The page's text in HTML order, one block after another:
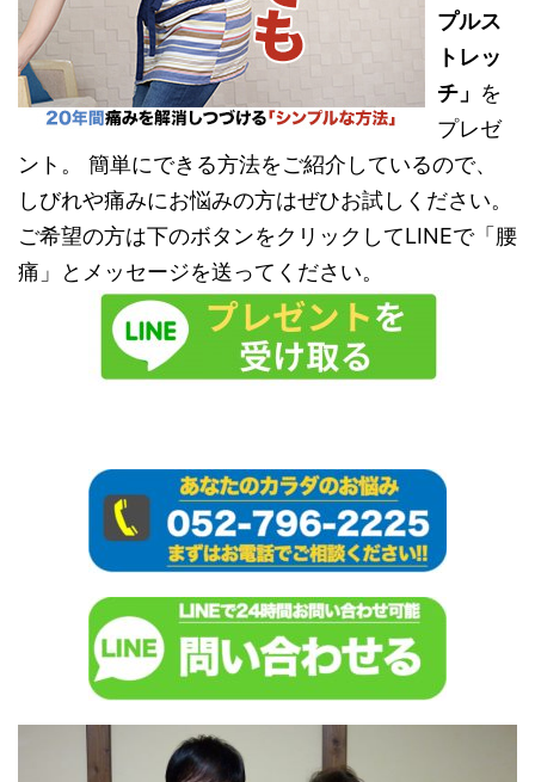
プルス
トレッ
チ」 を
プレゼ
ント。 簡単にできる方法をご紹介しているので、
しびれや痛みにお悩みの方はぜひお試しください。
ご希望の方は下のボタンをクリックしてLINEで「腰
痛」とメッセージを送ってください。